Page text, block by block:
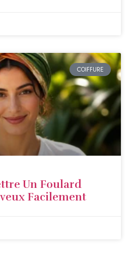
COIFFURE
Un Foulard
Facilement